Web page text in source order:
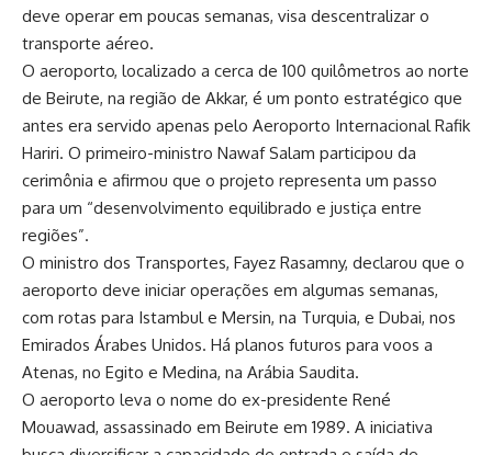
deve operar em poucas semanas, visa descentralizar o
transporte aéreo.
O aeroporto, localizado a cerca de 100 quilômetros ao norte
de Beirute, na região de Akkar, é um ponto estratégico que
antes era servido apenas pelo Aeroporto Internacional Rafik
Hariri. O primeiro-ministro Nawaf Salam participou da
cerimônia e afirmou que o projeto representa um passo
para um “desenvolvimento equilibrado e justiça entre
regiões”.
O ministro dos Transportes, Fayez Rasamny, declarou que o
aeroporto deve iniciar operações em algumas semanas,
com rotas para Istambul e Mersin, na Turquia, e Dubai, nos
Emirados Árabes Unidos. Há planos futuros para voos a
Atenas, no Egito e Medina, na Arábia Saudita.
O aeroporto leva o nome do ex-presidente René
Mouawad, assassinado em Beirute em 1989. A iniciativa